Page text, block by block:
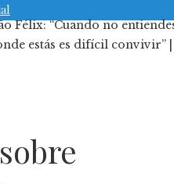
Félix: “Cuando no
estás es difícil convivir” |